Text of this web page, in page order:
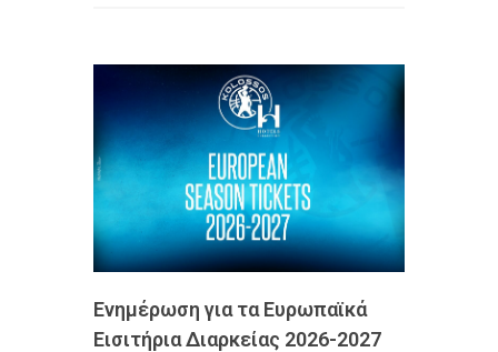
Ενημέρωση για τα Ευρωπαϊκά
Εισιτήρια Διαρκείας 2026-2027